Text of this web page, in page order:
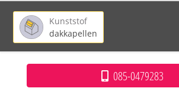
Kunststof
dakkapellen
085-0479283